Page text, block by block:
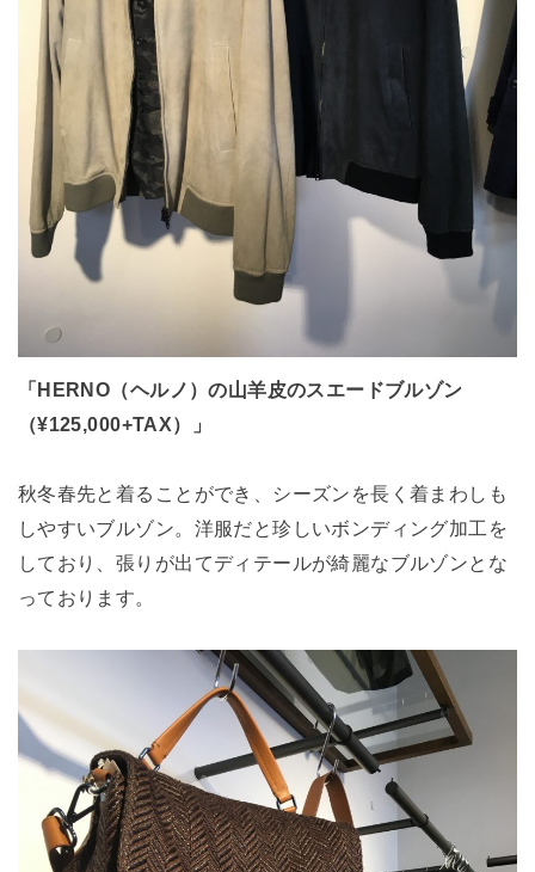
「HERNO（ヘルノ）の山羊皮のスエードブルゾン
（¥125,000+TAX）」
秋冬春先と着ることができ、シーズンを長く着まわしも
しやすいブルゾン。洋服だと珍しいボンディング加工を
しており、張りが出てディテールが綺麗なブルゾンとな
っております。